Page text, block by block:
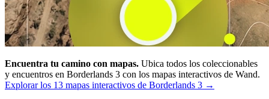
Encuentra tu camino con mapas. Ubica todos los coleccionables
y encuentros en Borderlands 3 con los mapas interactivos de Wand.
Explorar los 13 mapas interactivos de Borderlands 3 →